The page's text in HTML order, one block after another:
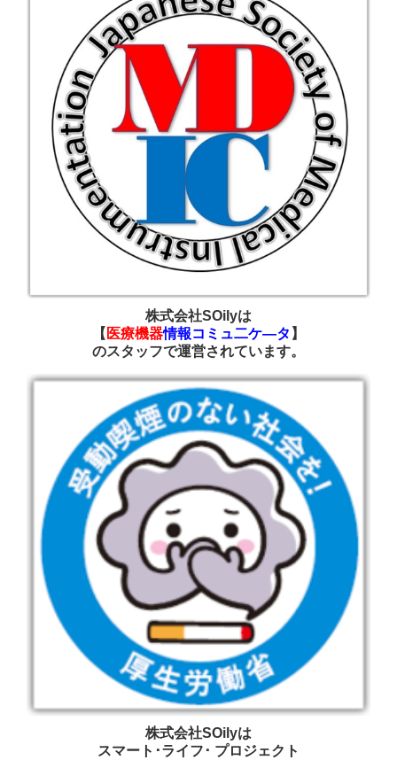
株式会社SOilyは
【 医療機器情報コミュ二ケ―タ 】
のスタッフで運営されています。
株式会社SOilyは
スマート･ライフ･ プロジェクト